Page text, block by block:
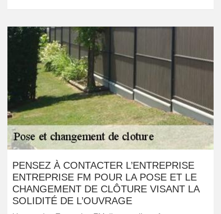
PENSEZ À CONTACTER L’ENTREPRISE
ENTREPRISE FM POUR LA POSE ET LE
CHANGEMENT DE CLÔTURE VISANT LA
SOLIDITÉ DE L’OUVRAGE